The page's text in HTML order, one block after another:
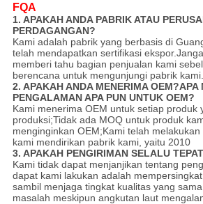
FQA
1. APAKAH ANDA PABRIK ATAU
PERDAGANGAN?
Kami adalah pabrik yang berbasis di
telah mendapatkan sertifikasi
memberi tahu bagian penjualan kami
berencana untuk mengunjungi pabrik kami.
2. APAKAH ANDA MENERIMA OEM?APA
PENGALAMAN APA PUN UNTUK OEM?
Kami menerima OEM untuk setiap produk
produksi;Tidak ada MOQ untuk produk
menginginkan OEM;Kami telah
kami mendirikan pabrik kami, yaitu 2010
3. APAKAH PENGIRIMAN SELALU
Kami tidak dapat menjanjikan tentang
dapat kami lakukan adalah
sambil menjaga tingkat kualitas yang
masalah meskipun angkutan laut